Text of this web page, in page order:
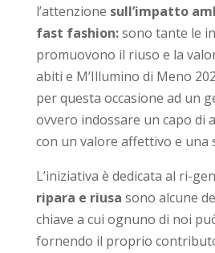
l’attenzione sull’impatto
fast fashion:sono tante le
promuovono il riuso e la
abiti e M’Illumino di Meno
per questa occasione ad un
ovvero indossare un capo di
con un valore affettivo e una
L’iniziativa è dedicata al ri-
ripara e riusa sono alcune
chiave a cui ognuno di noi
fornendo il proprio